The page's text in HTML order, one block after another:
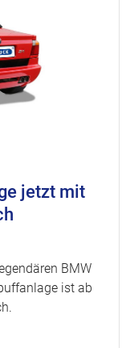
jetzt mit
BMW
ist ab